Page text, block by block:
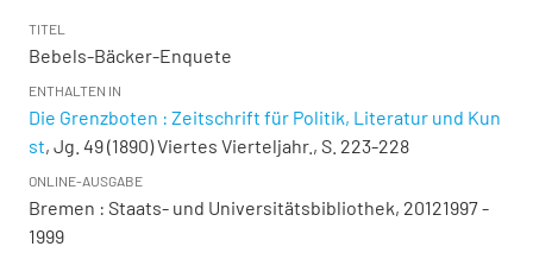
TITEL
Bebels-Bäcker-Enquete
ENTHALTEN IN
Die Grenzboten : Zeitschrift für Politik, Literatur und Kun
st, Jg. 49 (1890) Viertes Vierteljahr., S. 223-228
ONLINE-AUSGABE
Bremen : Staats- und Universitätsbibliothek, 20121997 -
1999